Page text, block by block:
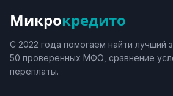
Микрокредито
С 2022 года помогаем найти лучший
50 проверенных МФО, сравнение
переплаты.